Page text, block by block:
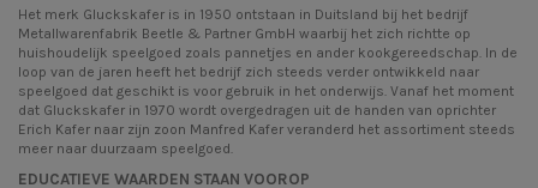
Het merk Gluckskafer is in 1950 ontstaan in Duitsland bij het bedrijf
Metallwarenfabrik Beetle & Partner GmbH waarbij het zich richtte op
huishoudelijk speelgoed zoals pannetjes en ander kookgereedschap. In de
loop van de jaren heeft het bedrijf zich steeds verder ontwikkeld naar
speelgoed dat geschikt is voor gebruik in het onderwijs. Vanaf het moment
dat Gluckskafer in 1970 wordt overgedragen uit de handen van oprichter
Erich Kafer naar zijn zoon Manfred Kafer veranderd het assortiment steeds
meer naar duurzaam speelgoed.
EDUCATIEVE WAARDEN STAAN VOOROP